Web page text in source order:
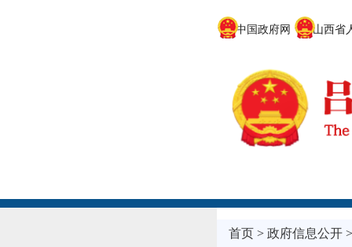
中国政府网 山西省人
首页> 政府信息公开